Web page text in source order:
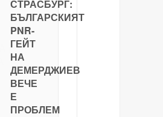
СТРАСБУРГ:
БЪЛГАРСКИЯТ
PNR-
ГЕЙТ
НА
ДЕМЕРДЖИЕВ
ВЕЧЕ
Е
ПРОБЛЕМ